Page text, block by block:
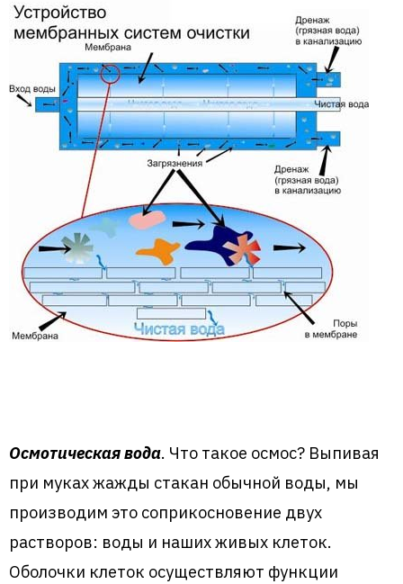
Осмотическая вода. Что такое осмос? Выпивая
при муках жажды стакан обычной воды, мы
производим это соприкосновение двух
растворов: воды и наших живых клеток.
Оболочки клеток осуществляют функции